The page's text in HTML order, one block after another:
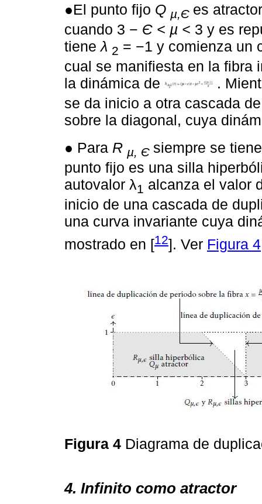
●El punto fijo Q µ,Є es
cuando 3 − Є < µ < 3 y es
tieneλ 2 = −1 y comienza un
cual se manifiesta en la fibra
la dinámica de
.
se da inicio a otra cascada
sobre la diagonal, cuya
● Para R µ, Є siempre se
punto fijo es una silla
autovalor λ1 alcanza el valor
inicio de una cascada de
una curva invariante cuya
mostrado en [12]. Ver Figura 4
Figura 4 Diagrama de
4. Infinito como atractor